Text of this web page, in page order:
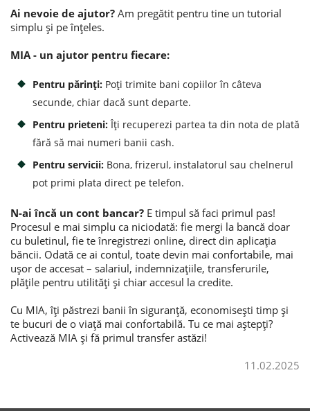
Ai nevoie de ajutor? Am pregătit pentru tine un tutorial
simplu și pe înțeles.
MIA - un ajutor pentru fiecare:
Pentru părinți: Poți trimite bani copiilor în câteva
secunde, chiar dacă sunt departe.
Pentru prieteni:Îți recuperezi partea ta din nota de plată
fără să mai numeri banii cash.
Pentru servicii: Bona, frizerul, instalatorul sau chelnerul
pot primi plata direct pe telefon.
N-ai încă un cont bancar? E timpul să faci primul pas!
Procesul e mai simplu ca niciodată: fie mergi la bancă doar
cu buletinul, fie te înregistrezi online, direct din aplicația
băncii. Odată ce ai contul, toate devin mai confortabile, mai
ușor de accesat – salariul, indemnizațiile, transferurile,
plățile pentru utilități și chiar accesul la credite.
Cu MIA, îți păstrezi banii în siguranță, economisești timp și
te bucuri de o viață mai confortabilă. Tu ce mai aștepți?
Activează MIA și fă primul transfer astăzi!
11.02.2025